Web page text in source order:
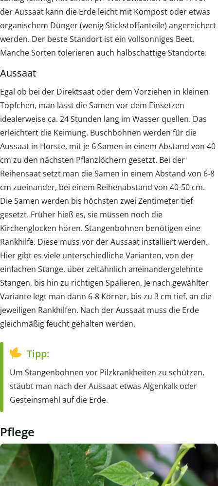
der Aussaat kann die Erde leicht mit Kompost oder etwas
organischem Dünger (wenig Stickstoffanteile) angereichert
werden. Der beste Standort ist ein vollsonniges Beet.
Manche Sorten tolerieren auch halbschattige Standorte.
Aussaat
Egal ob bei der Direktsaat oder dem Vorziehen in kleinen
Töpfchen, man lässt die Samen vor dem Einsetzen
idealerweise ca. 24 Stunden lang im Wasser quellen. Das
erleichtert die Keimung. Buschbohnen werden für die
Aussaat in Horste, mit je 6 Samen in einem Abstand von 40
cm zu den nächsten Pflanzlöchern gesetzt. Bei der
Reihensaat setzt man die Samen in einem Abstand von 6-8
cm zueinander, bei einem Reihenabstand von 40-50 cm.
Die Samen werden bis höchsten zwei Zentimeter tief
gesetzt. Früher hieß es, sie müssen noch die
Kirchenglocken hören. Stangenbohnen benötigen eine
Rankhilfe. Diese muss vor der Aussaat installiert werden.
Hier gibt es viele unterschiedliche Varianten, von der
einfachen Stange, über zeltähnlich aneinandergelehnte
Stangen, bis hin zu richtigen Spalieren. Je nach gewählter
Variante legt man dann 6-8 Körner, bis zu 3 cm tief, an die
jeweiligen Rankhilfen. Nach der Aussaat muss die Erde
gleichmäßig feucht gehalten werden.
Tipp:
Um Stangenbohnen vor Pilzkrankheiten zu schützen,
stäubt man nach der Aussaat etwas Algenkalk oder
Gesteinsmehl auf die Erde.
Pflege